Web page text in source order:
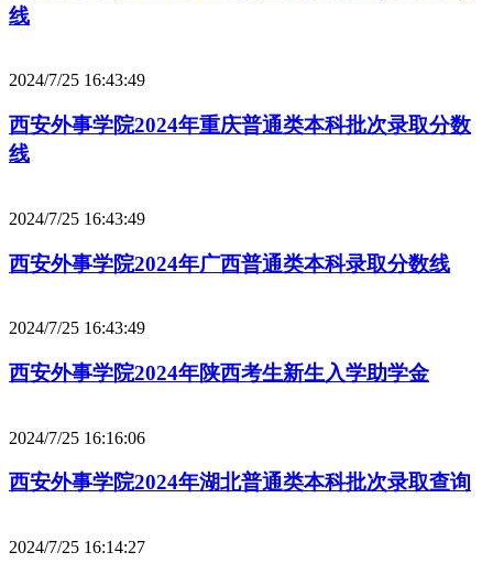
线
2024/7/25 16:43:49
西安外事学院2024年重庆普通类本科批次录取分数
线
2024/7/25 16:43:49
西安外事学院2024年广西普通类本科录取分数线
2024/7/25 16:43:49
西安外事学院2024年陕西考生新生入学助学金
2024/7/25 16:16:06
西安外事学院2024年湖北普通类本科批次录取查询
2024/7/25 16:14:27